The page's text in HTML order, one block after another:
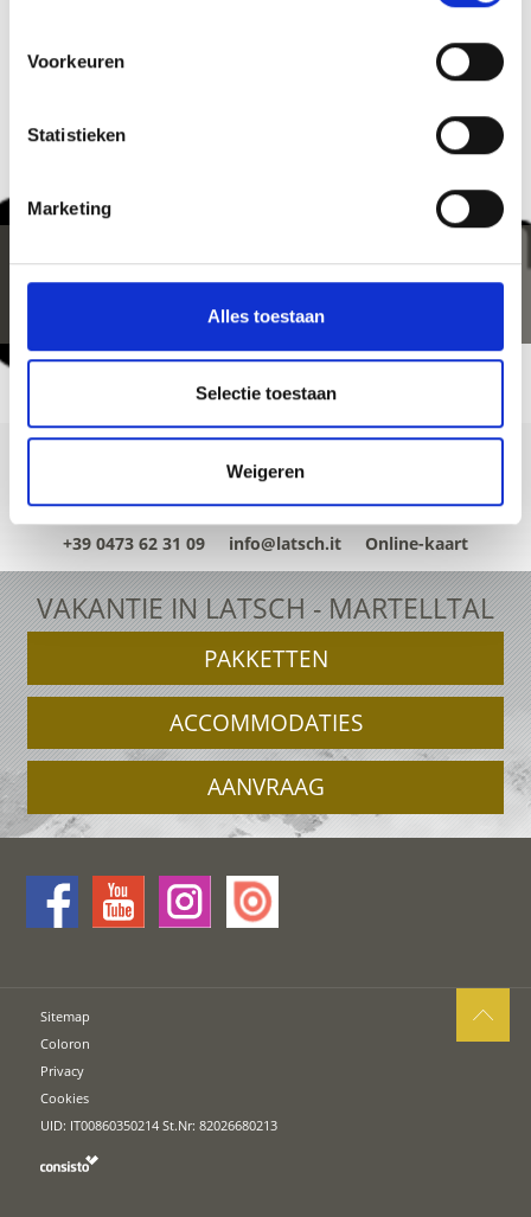
Voorkeuren
Statistieken
Marketing
Alles toestaan
Selectie toestaan
Weigeren
+39 0473 62 31 09 info@latsch.it Online-kaart
VAKANTIE IN LATSCH - MARTELLTAL
PAKKETTEN
ACCOMMODATIES
AANVRAAG
Sitemap
Coloron
Privacy
Cookies
UID: IT00860350214 St.Nr: 82026680213